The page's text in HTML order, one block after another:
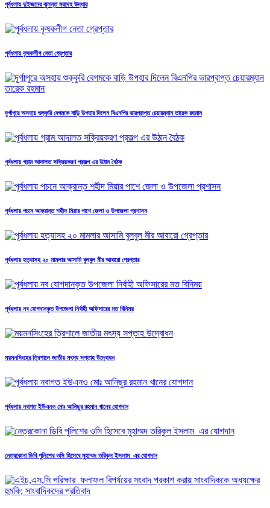
পূর্বধলায় দুইজনের ঝুলন্ত মরদেহ উদ্ধার
পূর্বধলায় কৃষকলীগ নেতা গ্রেপ্তার
দূর্গাপুরে অসহায় শুক্কুরি বেগমকে বাড়ি উপহার দিলেন বিএনপির ভারপ্রাপ্ত চেয়ারম্যান তারেক রহমান
পূর্বধলায় গ্রাম আদালত সক্রিয়করণ প্রকল্প এর উঠান বৈঠক
পূর্বধলায় পচনে আক্রান্ত শহীদ মিয়ার পাশে জেলা ও উপজেলা প্রশাসন
পূর্বধলায় হত্যাসহ ২০ মামলার আসামি বুলবুল মীর আবারো গ্রেপ্তার
পূর্বধলায় নব যোগদানকৃত উপজেলা নির্বাহী অফিসারের মত বিনিময়
ময়মনসিংহের ত্রিশালে জাতীয় মৎস্য সপ্তাহ উদ্বোধন
পূর্বধলায় নবাগত ইউএনও মোঃ আনিছুর রহমান খানের যোগদান
নেত্রকোনা ডিবি পুলিশের ওসি হিসেবে মুহাম্মদ তরিকুল ইসলাম এর যোগদান